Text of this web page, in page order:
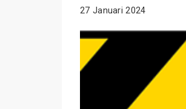
27 Januari 2024